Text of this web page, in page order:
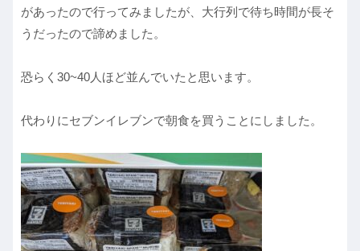
があったので行ってみましたが、大行列で待ち時間が長そ
うだったので諦めました。
恐らく30~40人ほど並んでいたと思います。
代わりにセブンイレブンで朝食を買うことにしました。